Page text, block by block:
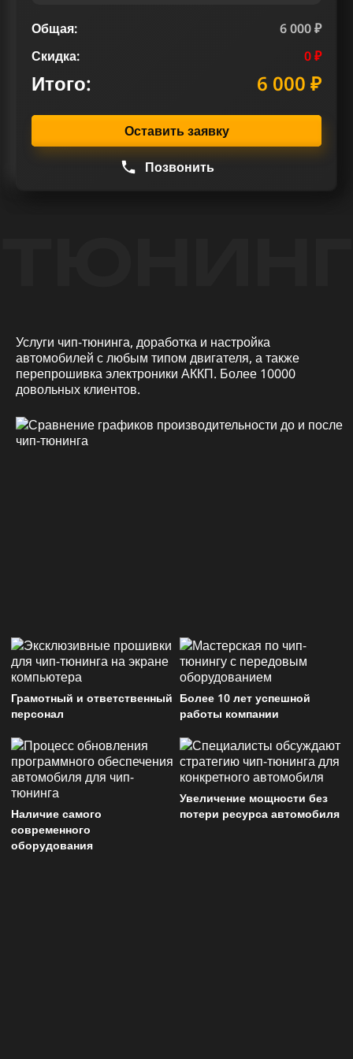
Общая:
6 000 ₽
Скидка:
0 ₽
Итого: 6 000 ₽
Оставить заявку
Позвонить
Услуги чип-тюнинга, доработка и настройка
автомобилей с любым типом двигателя, а также
перепрошивка электроники АККП. Более 10000
довольных клиентов.
Грамотный и ответственный
персонал
Более 10 лет успешной
работы компании
Наличие самого
современного
оборудования
Увеличение мощности без
потери ресурса автомобиля